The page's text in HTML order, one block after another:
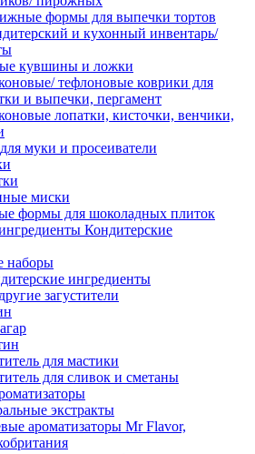
формы для выпечки тортов
и кухонный инвентарь/
кувшины и ложки
тефлоновые коврики для
и выпечки, пергамент
лопатки, кисточки, венчики,
муки и просеиватели
миски
формы для шоколадных плиток
Кондитерские
наборы
ингредиенты
загустители
для мастики
для сливок и сметаны
экстракты
ароматизаторы Mr Flavor,